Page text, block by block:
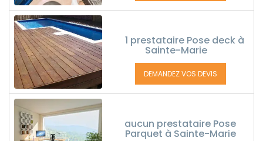
1 prestataire Pose deck à
Sainte-Marie
DEMANDEZ VOS DEVIS
aucun prestataire Pose
Parquet à Sainte-Marie